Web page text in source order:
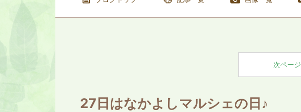
次ページ
27日はなかよしマルシェの日♪